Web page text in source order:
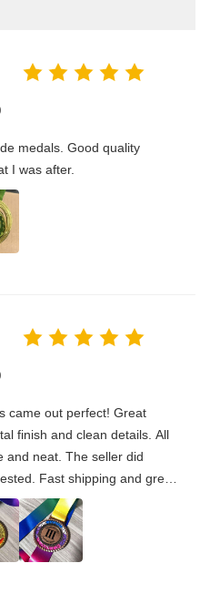
medals. Good quality
I was after.
came out perfect! Great
finish and clean details. All
and neat. The seller did
Fast shipping and great
absolutely order again.